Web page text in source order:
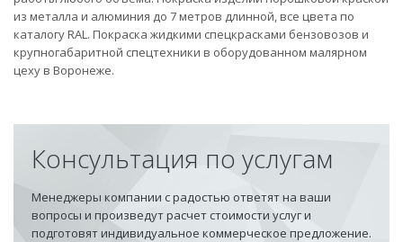
из металла и алюминия до 7 метров длинной, все цвета по
каталогу RAL. Покраска жидкими спецкрасками бензовозов и
крупногабаритной спецтехники в оборудованном малярном
цеху в Воронеже.
Консультация по услугам
Менеджеры компании с радостью ответят на ваши
вопросы и произведут расчет стоимости услуг и
подготовят индивидуальное коммерческое предложение.